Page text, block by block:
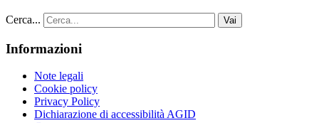
Cerca... Vai
Informazioni
Note legali
Cookie policy
Privacy Policy
Dichiarazione di accessibilità AGID